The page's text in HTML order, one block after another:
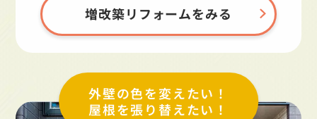
増改築リフォームをみる
外壁の色を変えたい！
屋根を張り替えたい！